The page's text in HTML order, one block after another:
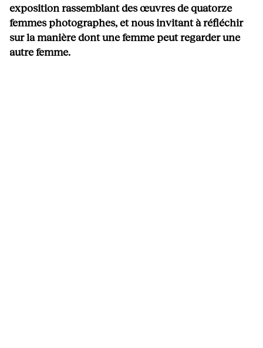
exposition rassemblant des œuvres de quatorze
femmes photographes, et nous invitant à réfléchir
sur la manière dont une femme peut regarder une
autre femme.